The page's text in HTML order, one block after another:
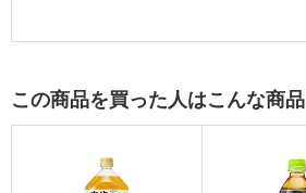
この商品を買った人はこんな商